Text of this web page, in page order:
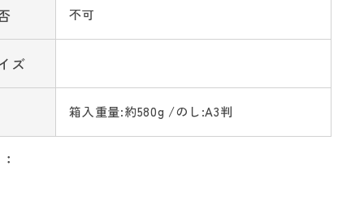
不可
ズ
箱入重量:約580g /のし:A3判